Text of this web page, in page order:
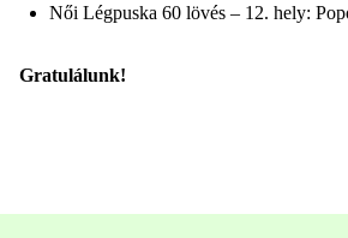
Női Légpuska 60 lövés – 12. hely:
Gratulálunk!